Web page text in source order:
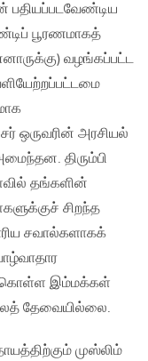
பதியப்படவேண்டிய
பூரணமாகத்
வழங்கப்பட்ட
ஒருவரின் அரசியல்
திரும்பி
தங்களின்
சிறந்த
சவால்களாகக்
இம்மக்கள்
தேவையில்லை.
முஸ்லிம்